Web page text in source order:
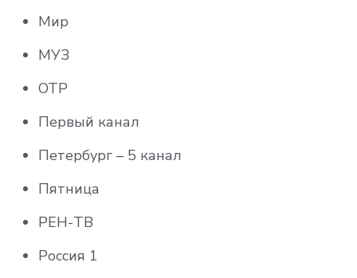
Телекомпания НТВ
ТНТ
Мульт HD
Мультимузыка
Радость моя
Ani
BABY TIME
ducktv
Мир
МУЗ
ОТР
Первый канал
Петербург – 5 канал
Пятница
РЕН-ТВ
Россия 1